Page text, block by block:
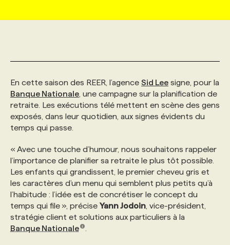
AFFAIRES DE L'INDUSTRIE
INITIATIVES NUMÉRIQUES
PRIX ET DISTINCTIONS
TENDANCES
WEB & MÉDIAS SOCIAUX
MARKETING DURABLE
GEO/SEO
ÉVÉNEMENTIEL
NOS AUTEUR‧RICES
INFOLETTRE PUBLICITÉ
ANNONCEZ AVEC NOUS
CONSULTER LA CVTHÈQUE
PROFIL ENTREPRISE
FAQ
ANNONCEZ AVEC NOUS
VOIR LES OFFRES
PROFIL CANDIDAT
FAQ
ANNONCEZ AVEC NOUS
NOS FORMATIONS EN LIGNE
NOS PARCOURS DE FORMATIONS
FORMATIONS PERSONNALISÉES
NOS FORMATEUR‧RICES
POURQUOI CHOISIR NOS FORMATIONS
NOS TARIFS
CHASSE DE TÊTE
SERVICE DE CHASSE DE TÊTE
NOS TARIFS
NOS EXPERTISES
FAQ
ANNONCEZ AVEC NOUS
En cette saison des REER, l’agence Sid Lee signe, pour la
Banque Nationale , une campagne sur la planification de
retraite. Les exécutions télé mettent en scène des gens
exposés, dans leur quotidien, aux signes évidents du
temps qui passe.
« Avec une touche d’humour, nous souhaitons rappeler
l’importance de planifier sa retraite le plus tôt possible.
Les enfants qui grandissent, le premier cheveu gris et
les caractères d’un menu qui semblent plus petits qu’à
l’habitude : l’idée est de concrétiser le concept du
temps qui file », précise Yann Jodoin , vice-président,
stratégie client et solutions aux particuliers à la
Banque Nationale